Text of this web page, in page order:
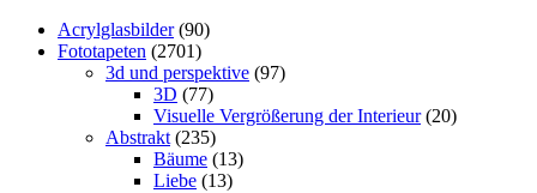
Acrylglasbilder (90)
Fototapeten (2701)
3d und perspektive (97)
3D (77)
Visuelle Vergrößerung der Interieur (20)
Abstrakt (235)
Bäume (13)
Liebe (13)